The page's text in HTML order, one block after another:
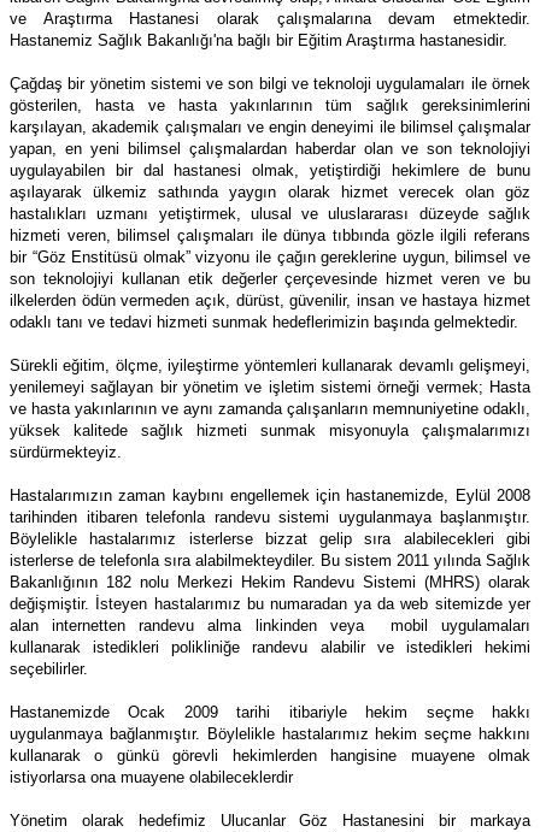
ve Araştırma Hastanesi olarak çalışmalarına devam etmektedir.
Hastanemiz Sağlık Bakanlığı'na bağlı bir Eğitim Araştırma hastanesidir.
Çağdaş bir yönetim sistemi ve son bilgi ve teknoloji uygulamaları ile örnek
gösterilen, hasta ve hasta
yakınlarının tüm sağlık gereksinimlerini
karşılayan, akademik çalışmaları ve engin deneyimi ile bilimsel çalışmalar
yapan, en yeni bilimsel çalışmalardan haberdar olan ve son teknolojiyi
uygulayabilen bir dal hastanesi
olmak, yetiştirdiği hekimlere de bunu
aşılayarak ülkemiz sathında yaygın olarak hizmet verecek olan göz
hastalıkları uzmanı yetiştirmek, ulusal ve uluslararası düzeyde sağlık
hizmeti veren, bilimsel çalışmaları ile dünya tıbbında gözle ilgili referans
bir “Göz Enstitüsü olmak” vizyonu ile çağın gereklerine uygun, bilimsel ve
son teknolojiyi kullanan etik değerler çerçevesinde hizmet veren ve bu
ilkelerden ödün vermeden açık, dürüst, güvenilir, insan ve hastaya hizmet
odaklı tanı ve tedavi hizmeti sunmak hedeflerimizin başında gelmektedir.
Sürekli eğitim, ölçme, iyileştirme yöntemleri kullanarak devamlı gelişmeyi,
yenilemeyi sağlayan bir yönetim ve işletim sistemi örneği vermek; Hasta
ve hasta yakınlarının ve aynı zamanda çalışanların memnuniyetine odaklı,
yüksek kalitede sağlık hizmeti sunmak misyonuyla çalışmalarımızı
sürdürmekteyiz.
Hastalarımızın zaman kaybını engellemek için hastanemizde, Eylül 2008
tarihinden itibaren telefonla randevu sistemi uygulanmaya başlanmıştır.
Böylelikle hastalarımız isterlerse bizzatgelip sıra alabilecekleri
gibi
isterlerse de telefonla sıra alabilmekteydiler. Bu sistem 2011 yılında Sağlık
Bakanlığının 182 nolu Merkezi Hekim Randevu Sistemi (MHRS) olarak
değişmiştir. İsteyen hastalarımız bu numaradan ya da web sitemizde yer
alan internetten randevu alma linkinden veya mobil uygulamaları
kullanarak istedikleri polikliniğe randevu alabilir ve istedikleri hekimi
seçebilirler.
Hastanemizde Ocak 2009 tarihi itibariyle hekim seçme hakkı
uygulanmaya bağlanmıştır. Böylelikle hastalarımız hekim seçme hakkını
kullanarak o günkü görevli hekimlerden hangisine muayene olmak
istiyorlarsa ona muayene olabileceklerdir
Yönetim olarak hedefimiz Ulucanlar Göz Hastanesini bir markaya